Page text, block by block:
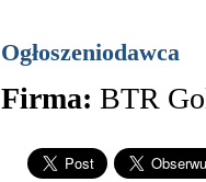
Ogłoszeniodawca
Firma: BTR